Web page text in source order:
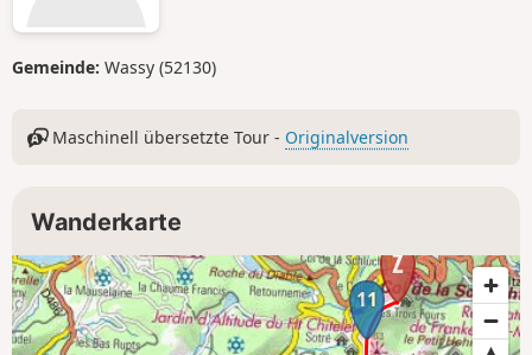
Gemeinde: Wassy (52130)
Maschinell übersetzte Tour - Originalversion
Wanderkarte
11